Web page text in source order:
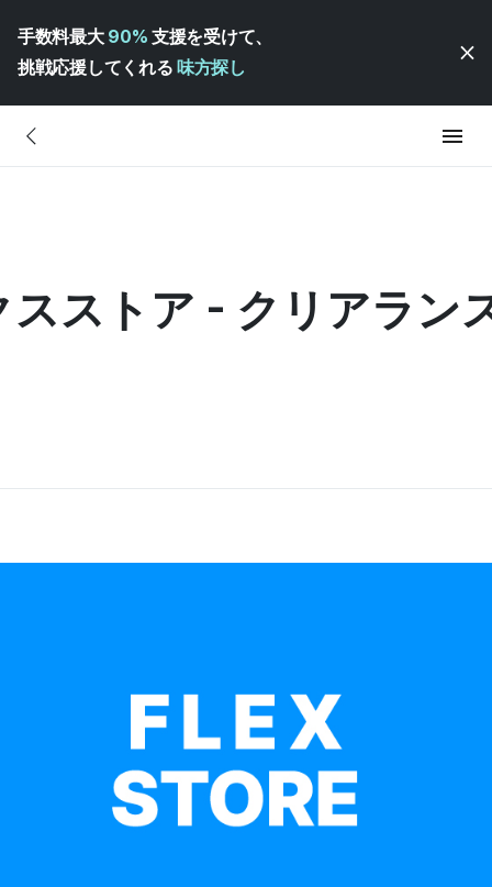
手数料最大 90% 支援を受けて、
挑戦応援してくれる 味方探し
ストア - クリアラン